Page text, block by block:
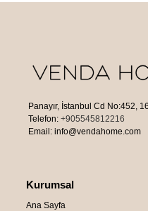
Panayır, İstanbul Cd No:452,
Telefon: +905545812216
Email: info@vendahome.com
Kurumsal
Ana Sayfa